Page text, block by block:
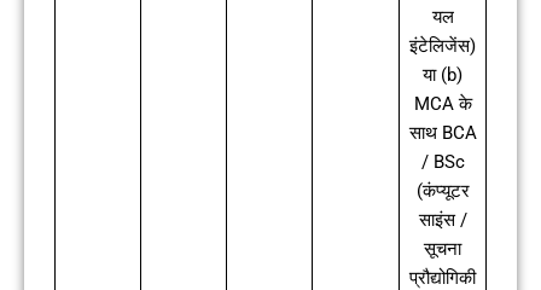
यल
इंटेलिजेंस)
या (b)
MCA के
साथ BCA
/ BSc
(कंप्यूटर
साइंस /
सूचना
प्रौद्योगिकी